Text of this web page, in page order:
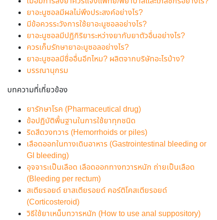
ยาอะนูซอลมีผลไม่พึงประสงค์อย่างไร?
มีข้อควรระวังการใช้ยาอะนูซอลอย่างไร?
ยาอะนูซอลมีปฏิกิริยาระหว่างยากับยาตัวอื่นอย่างไร?
ควรเก็บรักษายาอะนูซอลอย่างไร?
ยาอะนูซอลมีชื่ออื่นอีกไหม? ผลิตจากบริษัทอะไรบ้าง?
บรรณานุกรม
บทความที่เกี่ยวข้อง
ยารักษาโรค (Pharmaceutical drug)
ข้อปฏิบัติพื้นฐานในการใช้ยาทุกชนิด
ริดสีดวงทวาร (Hemorrhoids or piles)
เลือดออกในทางเดินอาหาร (Gastrointestinal bleeding or
GI bleeding)
อุจจาระเป็นเลือด เลือดออกทางทวารหนัก ถ่ายเป็นเลือด
(Bleeding per rectum)
สเตียรอยด์ ยาสเตียรอยด์ คอร์ติโคสเตียรอยด์
(Corticosteroid)
วิธีใช้ยาเหน็บทวารหนัก (How to use anal suppository)